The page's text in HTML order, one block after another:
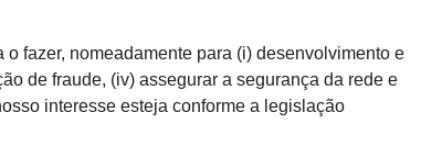
fazer, nomeadamente para (i) desenvolvimento e
de fraude, (iv) assegurar a segurança da rede e
interesse esteja conforme a legislação